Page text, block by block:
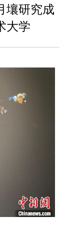
壤研究成
大学